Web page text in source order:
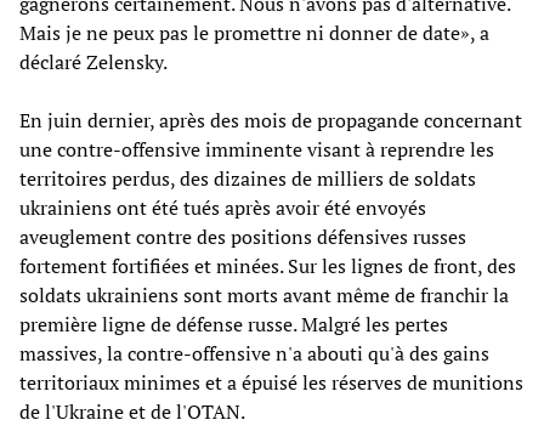
Mais je ne peux pas le promettre ni donner de date», a
déclaré Zelensky.
En juin dernier, après des mois de propagande concernant
une contre-offensive imminente visant à reprendre les
territoires perdus, des dizaines de milliers de soldats
ukrainiens ont été tués après avoir été envoyés
aveuglement contre des positions défensives russes
fortement fortifiées et minées. Sur les lignes de front, des
soldats ukrainiens sont morts avant même de franchir la
première ligne de défense russe. Malgré les pertes
massives, la contre-offensive n'a abouti qu'à des gains
territoriaux minimes et a épuisé les réserves de munitions
de l'Ukraine et de l'OTAN.